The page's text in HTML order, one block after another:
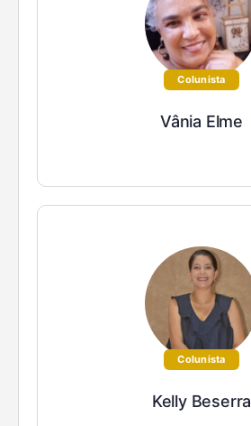
Colunista
Vânia Elme
Colunista
Kelly Beserra